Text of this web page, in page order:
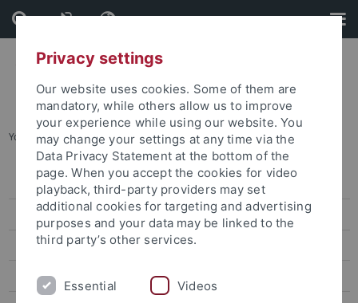
Skip
to
content
Skip
to
footer
You are here: Startseite ... bwGPT/Ask Alma
Veranstaltungen
Förderformate
Generative KI in Lehre und Forschung
Leitlinie der Universität Tübingen
Privacy settings
Our website uses cookies. Some of them are
mandatory, while others allow us to improve
your experience while using our website. You
may change your settings at any time via the
Data Privacy Statement at the bottom of the
page. When you accept the cookies for video
playback, third-party providers may set
additional cookies for targeting and advertising
purposes and your data may be linked to the
third party’s other services.
Essential Videos